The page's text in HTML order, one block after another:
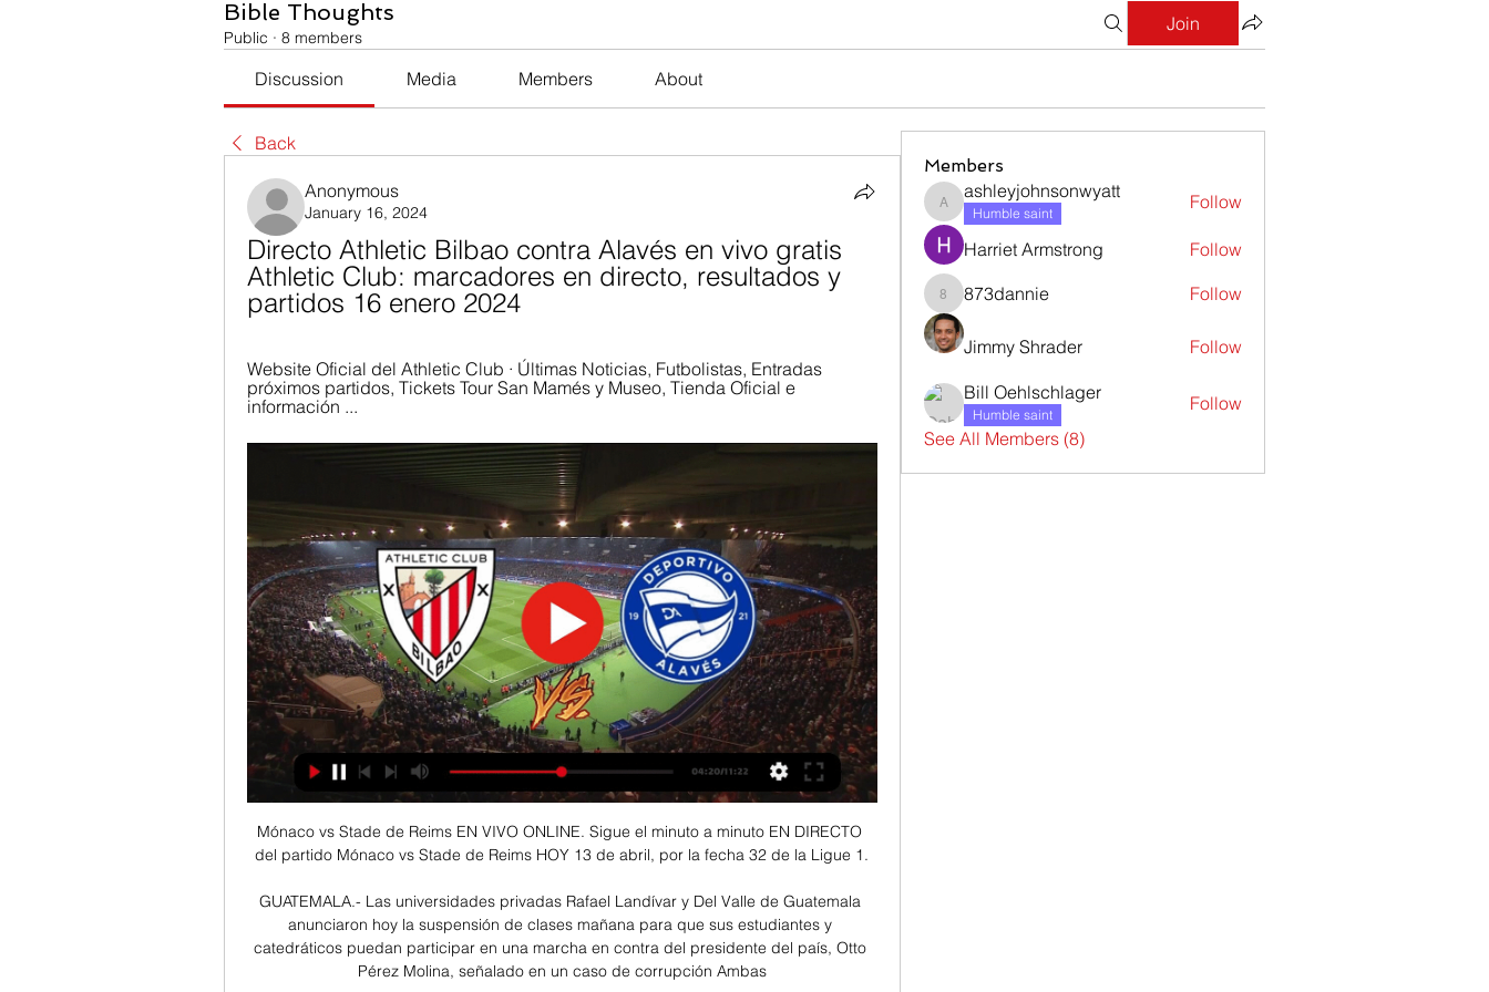
Bible Thoughts
Public · 8 members
Join
Discussion Media Members About
Back
Anonymous
January 16, 2024
Directo Athletic Bilbao contra Alavés en vivo gratis
Athletic Club: marcadores en directo, resultados y
partidos 16 enero 2024
Website Oficial del Athletic Club · Últimas Noticias, Futbolistas, Entradas
próximos partidos, Tickets Tour San Mamés y Museo, Tienda Oficial e
información ...
Mónaco vs Stade de Reims EN VIVO ONLINE. Sigue el minuto a minuto EN DIRECTO del partido Mónaco vs Stade de Reims HOY 13 de abril, por la fecha 32 de la Ligue 1.

GUATEMALA.- Las universidades privadas Rafael Landívar y Del Valle de Guatemala anunciaron hoy la suspensión de clases mañana para que sus estudiantes y catedráticos puedan participar en una marcha en contra del presidente del país, Otto Pérez Molina, señalado en un caso de corrupción Ambas

TRANSMISIÓN ESPECIAL! Sábado 25 de Agosto Artistas Organizados MESA 1 desde el MAMBA + Video + Fotos.. sábado 25 de agosto a las 16 hs en el Museo de Arte Moderno de Buenos Aires. Notas de Prensa Clarín - Una mesa-debate de artistas casi termina en la comisaría.

EN DIRECTO: GIRONA vs ALAVÉS - YouTube YouTube YouTube 1:54:15 YouTube JKCLife Hace 1 mes Hace 1 mes

Diablos Rojos del México ganó por paliza de 16-3 a Guerreros de Oaxaca, en el penúltimo juego de la Liga Instruccional y aseguró la serie en el estadio Fray Nano de esta ciudad. Héctor Ayuso se llevó la victoria, se mantuvo cuatro episodios en la loma, toleró par de imparables sin carrera y

La importancia de medir la reserva ovárica, para planificar tu maternidad. Las probabilidades de quedar embarazada disminuyen a medida que pasan los años, logrando su máximo declive después de los 40.

Partidos de fútbol en La Matanza / Buenos Aires - Comenzamos los nuevos Torneos de Fútbol 5, Fútbol 7, Fútbol 8, Fútbol 9 y Fútbol 11. En el 2016....y después fase de Eliminación. Duración 11 partidos. torneo 2: Torneo de Fútbol 8, Días..., Partidos de fútbol en La Matanza / Buenos Aires

Diferencia horaria Perú Mexico City. Sin diferencia horaria . Perú America/Lima. Mexico City México, America/Mexico_City. Hora actual en Perú America/Lima. Hora actual en Mexico City America/Mexico_City. Diferencia horaria: directa comparación de horarios.

Margarita Abella Caprile Carlos Abrevaya Beatriz Actis Adrián Puente Constante José Aguer Leandro Aguilera Osvaldo Aguirre Horacio Aiello Pablo Albarello Manuel Alberti Pedro María de Alcántara Salvadores Ernesto Alemann Juan Alemann Carlos Octavio Alfaro Alicia de Arteaga Roberto Alifano Alina Moine Eduardo Aliverti Alejandro Javier Alonso.

Los resultados en vivo: Deportivo Mictlan vs Mixco en los juegos Segunda División Guatemala. Presentamos el resultado del partido en vivo, la composición de los equipos antes del partido y siempre tenemos la tabla actualizada

Resultados de fútbol en directo, MisMarcadores | Flashscore.es Resultados de fútbol en directo, partidos de fútbol en vivo, online Athletic Club - Real Sociedad · UD Almería - Girona FC · Cádiz CF - Valencia CF.

Maestría en ingeniería civil . La Escuela Colombiana de Ingeniería Julio Garavito, atendiendo a su misión primordial de formar personas con una alta preparación científica y tecnológica para responder apropiadamente a las necesidades de la sociedad, presenta su programa de Maestría en Ingeniería Civil con los siguientes énfasis:

En atención a las peticiones formuladas al correo electrónico, y considerando un servicio y un deber, tanto el brindar el servicio a los amables seguidores del blog, presentamos la transcripción íntegra y textual de la nueva Ley de tránsito, que deroga varias leyes, como el Decreto-ley N° 22.094/47 de Reglamento general de tránsito.

Horario, resultado y estadísticas del Sud América - Deportivo Santaní | Copa Paraguay 2019 ¡Vas a denunciar un contenido! x. Denuncia sólo contenidos que incumplan nuestras Normas de uso o conducta. Aunque revisamos todas las denuncias que nos llegan, sólo respondemos si procede.

Athletic - Alavés: TV, horario y cómo ver Copa del Rey hace 8 horas — El encuentro entre Athletic y Alavés se podrá seguir en vivo online a través del directo de As.com actualizado al minuto. Desde una hora antes, ...

Ver DAZN LALIGA Online en Directo | DAZN ES Super8 | Jornada 20 · Dorsal Doce | El Derbi Vasco · Deportivo Alavés - Cádiz CF · Rayo Vallecano - UD Las Palmas · Valencia CF - Athletic Club · Real Madrid - UD ...

Deportivo Alavés CF vs. Athletic Club de Bilbao 20 sept 2023 — Disfruta en directo de este encuentro a través de DAZN y apuesta en vivo al Deportivo Alavés-Athletic Club de Bilbao desde betfair.es. Más ...

Athletic Bilbao en directo online, partidos en TV hoy Athletic Bilbao. CD Alaves. bet365 · Athletic Bilbao vs CD Alaves. Publi. 0:00:00. bet365. Live streaming available. 1. Registrate para transmisión en vivo.

GOL PLAY | El canal del fútbol y del deporte en abierto Deportivo Alavés vs Cádiz CF. VIE 19| 21:00h. LaLiga EA Sports · Sevilla.jpg El Athletic Club recibe a la UD Las Palmas, este miércoles, en GOL PLAY. Martes ...

Los resultados en vivo: Brazil U20 vs Saudi Arabia U20 en los juegos Campeonato Mundial Sub-20. Presentamos el resultado del partido en vivo, la composición de los equipos antes del partido y siempre tenemos la tabla actualizada

Real Sociedad vs. Atlético de Madrid (Domingo, 21:30h) Gol Televisión se desplaza hasta Anoeta para disfrutar de un gran partido que cierra lajornada de la Liga BBVA en GOL TELEVISIÓN y que tendrá como protagonistas a la Real Sociedad y al Atlético de Madrid, a partir de las 21:30h.

Con X The Banjo, conciertos en San Fermines, Tudela, Burgos, Lugo, Estella... Con X The Banjo amplía la gira de presentación de su primer álbum.. Además de charlar con los periodistas de la emisora, el grupo tocará varias canciones en directo desde la …

Por: Génesis González Díaz – genesiszdblog@gmail.com Tras 107 años de experimentación humana en Puerto Rico, ¿Cuándo Estados Unidos le pedirá perdón a los puertorriqueños? Desinformación sobre el uso de los puertorriqueños como Conejillos de Indias que ha realizado el gobierno de los Estados Unidos por más de 100 años. En Puerto.

Una Cúpula notable en su conjunto, formada por base y otro nivel a modo de tempietto, en el edificio de viviendas de tres pisos en la esquina de Rivadavia y Ayacucho, a metros de la Casa de los Lirios, construido en 1907 por el ingeniero argentino Eduardo S. Rodríguez Ortega. La cúpula reciclada en 2001 por iniciativa de la empresa CR & CO

Sport Huancayo vs Cantolao [EN VIVO]: por la semifinal de ida de la Copa Bicentenario 2019. Sport Huancayo vs Cantolao EN VIVO ONLINE | El "Rojo Matador" recibe la visita del "Delfín" en el Estadio Huancayo con la obligación de ganar para dar un paso grande rumbo a la final de la Copa Bicentenario 2019.

Este Técnico nacional de 56 años de edad ya ha dirigido a otros equipos ecuatorianos como El Nacional, Mushuc Runa y Deportivo Quito, siendo su mejor carta de Presentación haber sido el DT de la Tricolor sub 20. Todo apunta a que Sixto será el nuevo estratega del equipo de Fuerza Amarilla.

Cuando el argentino se encaminaba a una victoria que le permitiría acceder invicto a las semifinales debió abandonar el partido que lo enfrentaba al italiano Marco Cecchinato, por un problema en el aductor derecho, “lo más probable es que no llegue a jugar mañana porque siento mucho dolor, cuesta describir este momento”, escribió el.

Los posibles onces y alineaciones del RCD Espanyol vs Celta de Vigo,. Diego López continuará en portería; primera línea para Javi López, el recuperado Naldo, Hermoso y, probablemente, Pedrosa como. Villamarín Escribá analiza el escaso rendimiento de los 'buques insignia' del Celta Escribá se lleva a 20 jugadores a Sevilla.

BOCA VS RIVER EN VIVO Y EN DIRECTO FINAL COPA LIBERTADORES 2018 ONLINE.. El Superclásico en vivo Boca Juniors vs River Plate, San Lorenzo, Independiente, Godoy Cruz, Talleres, Racing, Estudiantes, Colón, Huracán, Unión, Atlético Tucumán, Belgrano, …

Apuestas y Pronóstico del Alavés vs Athletic Club 22/09/23 22 sept 2023 — Los tres últimos enfrentamientos directos han tenido 12, 22 y 12 saques de esquina, respectivamente, superando la línea propuesta de manera muy ...

El flamante entrenador de San Martín de Burzaco, Darío Cassinerio, señaló cuales fueron los motivos que lo llevaron a firmar contrato: “Sinceramente el proyecto, la propuesta. Hace tres años que están haciendo las cosas bien en todos los aspectos y dos que vienen apuntando a pelear el ascenso.

Deportivo Alavés vs Athletic Club Las mejores competiciones y disciplinas deportivas en directo. ¡Entra y disfruta!

Alaves vs Athletic Bilbao Marcador en vivo Aquí, en Alaves vs Athletic Bilbao en directo, puedes encontrar todos los Alaves vs Athletic Bilbao resultados anteriores ordenados por sus partidos cara a cara ...

El Clásico entre Barcelona y Real Madrid del próximo sábado 26 de octubre apunta a ser aplazado hasta diciembre por los disturbios en la Ciudad Condal. Varios jugadores saldrían beneficiados de ello Estos son los jugadores beneficiados por el aplazamiento del Clásico. Luis García 17/10/2019 14

Con 16 años de trayectoria profesional en el fútbol (desde hace 11 en Santiago Morning, y antes en Colo Colo), ella es reconocida por su tesón para luchar por el objetivo de superar las brechas de género en el más popular de los deportes.

LA LEGIÓN EXTRANJERA LIGA URUGUAYA 2012-13 .FICHAS DE LOS FORÁNEOS Fuente Urubasket. ALLAVENA MARCUS SIKES 203 ala pivot 84) CORTADO Jugó en...

The 2018 Torneo Descentralizado de Fútbol Profesional (known as the 2018 Copa Movistar for sponsorship reasons) was the 102nd edition of the top flight of Association football governed by the Federación Peruana de Futbol (FPF) (Spanish: Federación Peruana de Futbol or FPF).

Toda la información del partido Hercílio Luz vs Tupi en vivo de Serie D - Brasil (05 Mayo 2019): Resumen, Estadísticas, Alineación y Resultados - Besoccer. Don't miss the most important football matches while navigating as usual through the pages of your choice.

Descripción ver brasil vs ghana en vivo, ver futbol en vivo por internet, ver futbol en vivo y directo por internet,. Universidad de Chile / Chivas de Guadalajara / Atletico de Madrid / Barcelona / Athletic Club de Bilbao HOY.. VER Santiago Morning vs Universidad de Chile EN VIVO POR INTERNET.

20:59 CRÓNIC
Members
ashleyjohnsonwyatt
ashleyjohnsonwyatt
Humble saint
Follow
Harriet Armstrong Follow
873dannie
873dannie Follow
Jimmy Shrader Follow
Bill Oehlschlager
Humble saint
Follow
See All Members (8)